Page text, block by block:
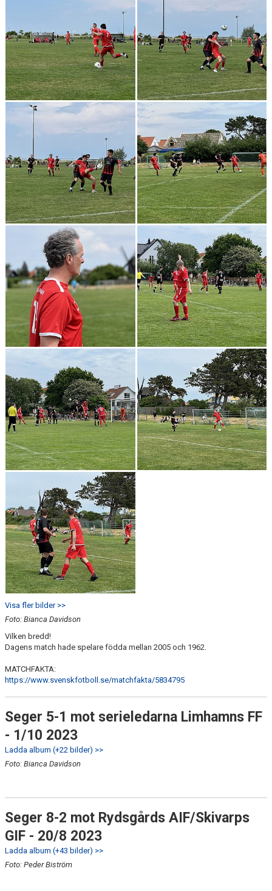
Visa fler bilder >>
Foto: Bianca Davidson
Vilken bredd!
Dagens match hade spelare födda mellan 2005 och 1962.
MATCHFAKTA:
https://www.svenskfotboll.se/matchfakta/5834795
Seger 5-1 mot serieledarna Limhamns FF
- 1/10 2023
Ladda album (+22 bilder) >>
Foto: Bianca Davidson
Seger 8-2 mot Rydsgårds AIF/Skivarps
GIF - 20/8 2023
Ladda album (+43 bilder) >>
Foto: Peder Biström